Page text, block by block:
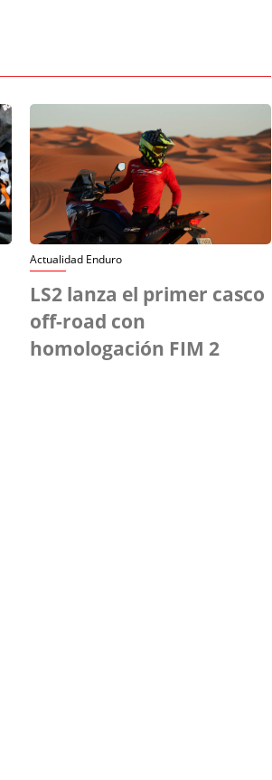
Actualidad Enduro
LS2 lanza el primer casco
off-road con
homologación FIM 2